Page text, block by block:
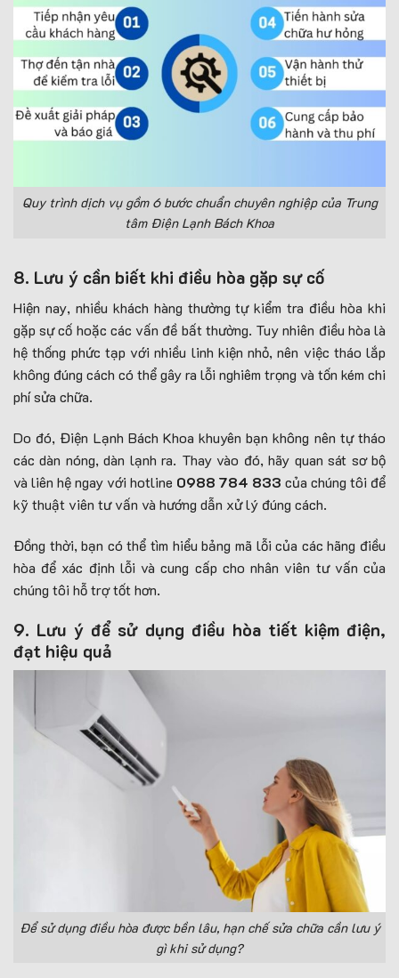
Quy trình dịch vụ gồm 6 bước chuẩn chuyên nghiệp của Trung
tâm Điện Lạnh Bách Khoa
8. Lưu ý cần biết khi điều hòa gặp sự cố
Hiện nay, nhiều khách hàng thường tự kiểm tra điều hòa khi
gặp sự cố hoặc các vấn đề bất thường. Tuy nhiên điều hòa là
hệ thống phức tạp với nhiều linh kiện nhỏ, nên việc tháo lắp
không đúng cách có thể gây ra lỗi nghiêm trọng và tốn kém chi
phí sửa chữa.
Do đó, Điện Lạnh Bách Khoa khuyên bạn không nên tự tháo
các dàn nóng, dàn lạnh ra. Thay vào đó, hãy quan sát sơ bộ
và liên hệ ngay với hotline 0988 784 833 của chúng tôi để
kỹ thuật viên tư vấn và hướng dẫn xử lý đúng cách.
Đồng thời, bạn có thể tìm hiểu bảng mã lỗi của các hãng điều
hòa để xác định lỗi và cung cấp cho nhân viên tư vấn của
chúng tôi hỗ trợ tốt hơn.
9. Lưu ý để sử dụng điều hòa tiết kiệm điện,
đạt hiệu quả
Để sử dụng điều hòa được bền lâu, hạn chế sửa chữa cần lưu ý
gì khi sử dụng?